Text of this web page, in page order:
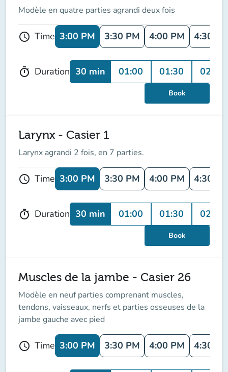
Modèle en quatre parties agrandi deux fois
schedule Time 3:00 PM 3:30 PM 4:00 PM 4:30
timer Duration 30 min 01:00 01:30 02:00
Book
Larynx - Casier 1
Larynx agrandi 2 fois, en 7 parties.
schedule Time 3:00 PM 3:30 PM 4:00 PM 4:30
timer Duration 30 min 01:00 01:30 02:00
Book
Muscles de la jambe - Casier 26
Modèle en neuf parties comprenant muscles,
tendons, vaisseaux, nerfs et parties osseuses de la
jambe gauche avec pied
schedule Time 3:00 PM 3:30 PM 4:00 PM 4:30